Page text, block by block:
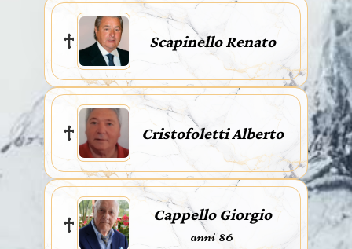
Scapinello Renato
Cristofoletti Alberto
Cappello Giorgio
anni 86